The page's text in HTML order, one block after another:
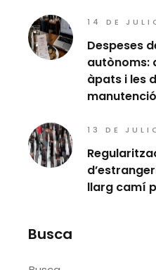
14 DE
Despeses
autònoms:
àpats i les
13 DE
llarg camí
Busca
Search